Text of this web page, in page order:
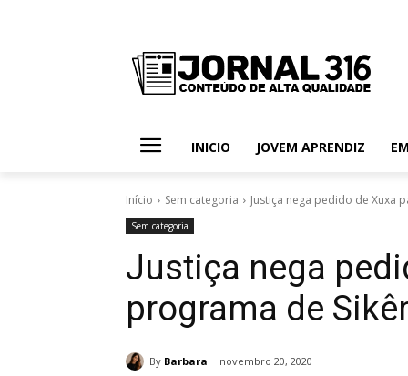
INICIO JOVEM APRENDIZ
Início Sem categoria Justiça nega pedido de Xuxa
Sem categoria
Justiça nega
programa de
By Barbara novembro 20, 2020